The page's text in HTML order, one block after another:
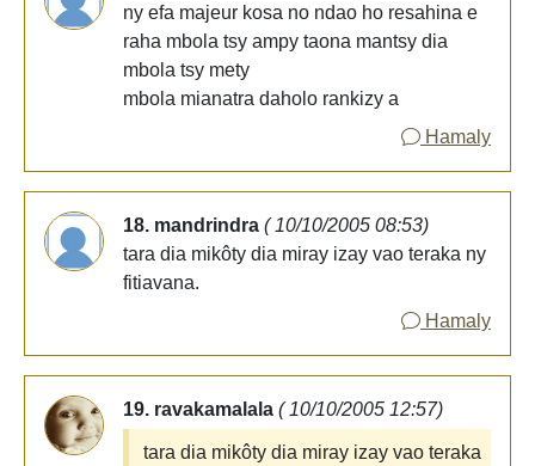
ny efa majeur kosa no ndao ho resahina e
raha mbola tsy ampy taona mantsy dia
mbola tsy mety
mbola mianatra daholo rankizy a
Hamaly
18. mandrindra ( 10/10/2005 08:53)
tara dia mikôty dia miray izay vao teraka ny
fitiavana.
Hamaly
19. ravakamalala ( 10/10/2005 12:57)
tara dia mikôty dia miray izay vao teraka